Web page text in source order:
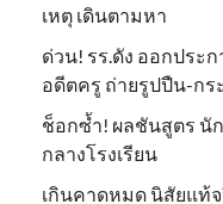
เหตุ เดินตามหา
ด่วน! รร.ดัง ออกประ
อดีตครู ถ่ายรูปปืน-กร
ช็อกซ้ำ! ผลชันสูตร นั
กลางโรงเรียน
เกินคาดหมด นิสัยแท้จ